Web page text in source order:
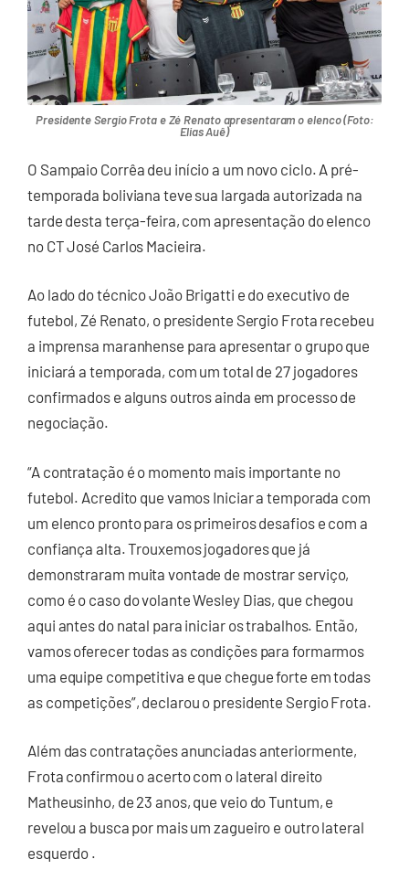
Presidente Sergio Frota e Zé Renato apresentaram o elenco (Foto:
Elias Auê)
O Sampaio Corrêa deu início a um novo ciclo. A pré-
temporada boliviana teve sua largada autorizada na
tarde desta terça-feira, com apresentação do elenco
no CT José Carlos Macieira.
Ao lado do técnico João Brigatti e do executivo de
futebol, Zé Renato, o presidente Sergio Frota recebeu
a imprensa maranhense para apresentar o grupo que
iniciará a temporada, com um total de 27 jogadores
confirmados e alguns outros ainda em processo de
negociação.
“A contratação é o momento mais importante no
futebol. Acredito que vamos Iniciar a temporada com
um elenco pronto para os primeiros desafios e com a
confiança alta. Trouxemos jogadores que já
demonstraram muita vontade de mostrar serviço,
como é o caso do volante Wesley Dias, que chegou
aqui antes do natal para iniciar os trabalhos. Então,
vamos oferecer todas as condições para formarmos
uma equipe competitiva e que chegue forte em todas
as competições”, declarou o presidente Sergio Frota.
Além das contratações anunciadas anteriormente,
Frota confirmou o acerto com o lateral direito
Matheusinho, de 23 anos, que veio do Tuntum, e
revelou a busca por mais um zagueiro e outro lateral
esquerdo .